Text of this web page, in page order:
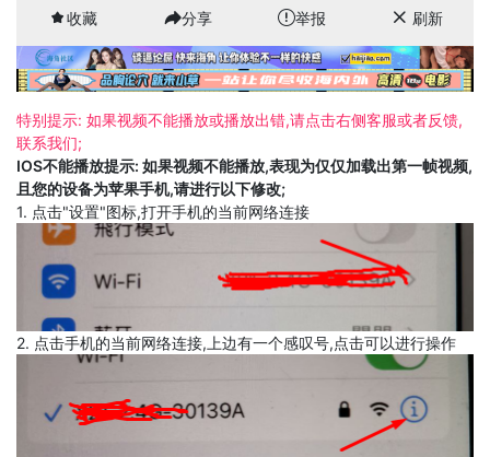
收藏 分享 举报 刷新
特别提示: 如果视频不能播放或播放出错,请点击右侧客服或者反馈,
联系我们;
IOS不能播放提示: 如果视频不能播放,表现为仅仅加载出第一帧视频,
且您的设备为苹果手机,请进行以下修改;
1. 点击"设置"图标,打开手机的当前网络连接
2. 点击手机的当前网络连接,上边有一个感叹号,点击可以进行操作